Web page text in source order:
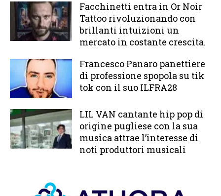
Facchinetti entra in Or Noir
Tattoo rivoluzionando con
brillanti intuizioni un
mercato in costante crescita.
Francesco Panaro panettiere
di professione spopola su tik
tok con il suo ILFRA28
LIL VAN cantante hip pop di
origine pugliese con la sua
musica attrae l’interesse di
noti produttori musicali